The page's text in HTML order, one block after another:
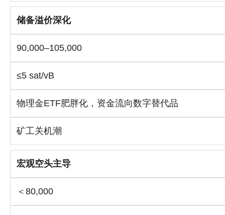
储备溢价深化
90,000–105,000
≤5 sat/vB
物理金ETF肥胖化，资金流向数字替代品
矿工关机潮
宏观空头主导
＜80,000